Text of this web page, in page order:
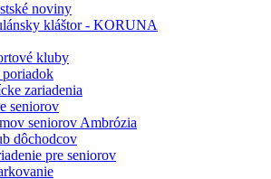
noviny
kláštor - KORUNA
kluby
zariadenia
seniorov
seniorov Ambrózia
dôchodcov
pre seniorov